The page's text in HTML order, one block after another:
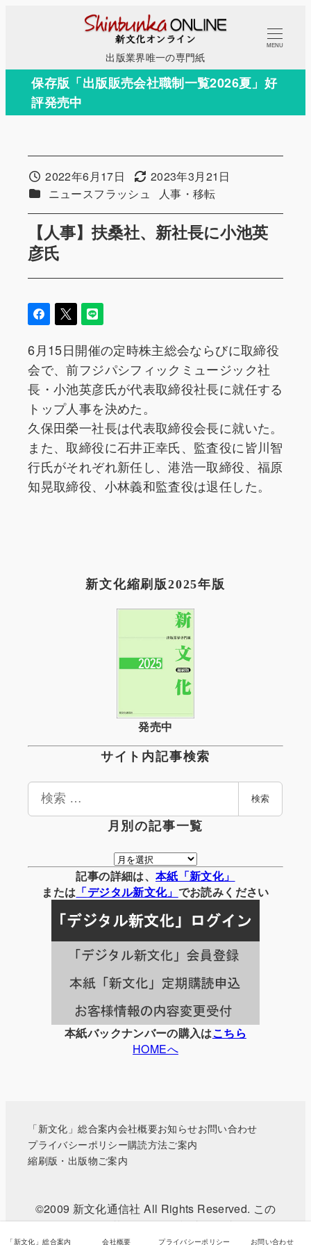
コ
テ
出版業界唯一の専門紙
MENU
保存版「出版販売会社職制一覧2026夏」好
評発売中
【人事】扶桑社、新社長に小池英
彦氏
投稿日2022年6月17日 更新日2023年3月21日
カテゴリー
ニュースフラッシュ カテゴリー
人事・移転
6月15日開催の定時株主総会ならびに取締役
会で、前フジパシフィックミュージック社
長・小池英彦氏が代表取締役社長に就任する
トップ人事を決めた。
久保田榮一社長は代表取締役会長に就いた。
また、取締役に石井正幸氏、監査役に皆川智
行氏がそれぞれ新任し、港浩一取締役、福原
知晃取締役、小林義和監査役は退任した。
新文化縮刷版2025年版
発売中
サイト内記事検索
検
検索
月別の記事一覧
月
別
の
事
一
覧
記事の詳細は、 本紙「新文化」
または 「デジタル新文化」 でお読みください
本紙バックナンバーの購入はこちら
HOMEへ
「新文化」総合案内会社概要お知らせお問い合わせ
プライバシーポリシー購読方法ご案内
縮刷版・出版物ご案内
©2009 新文化通信社 All Rights Reserved. この
WEBサイトに掲載されている記事・写真などの無
「新文化」総合案内 会社概要 プライバシーポリシー お問い合わせ